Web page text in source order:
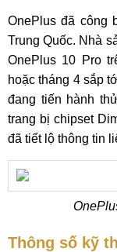
OnePlus đã công
Trung Quốc. Nhà
OnePlus 10 Pro
hoặc tháng 4 sắp
đang tiến hành
trang bị chipset
đã tiết lộ thông tin
Thông số kỹ